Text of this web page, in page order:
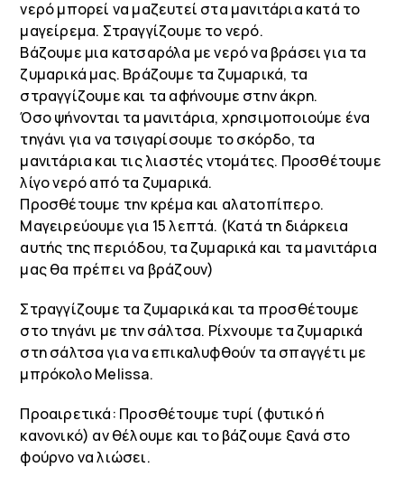
νερό μπορεί να μαζευτεί στα μανιτάρια κατά το
μαγείρεμα. Στραγγίζουμε το νερό.
Βάζουμε μια κατσαρόλα με νερό να βράσει για τα
ζυμαρικά μας. Βράζουμε τα ζυμαρικά, τα
στραγγίζουμε και τα αφήνουμε στην άκρη.
Όσο ψήνονται τα μανιτάρια, χρησιμοποιούμε ένα
τηγάνι για να τσιγαρίσουμε το σκόρδο, τα
μανιτάρια και τις λιαστές ντομάτες. Προσθέτουμε
λίγο νερό από τα ζυμαρικά.
Προσθέτουμε την κρέμα και αλατοπίπερο.
Μαγειρεύουμε για 15 λεπτά. (Κατά τη διάρκεια
αυτής της περιόδου, τα ζυμαρικά και τα μανιτάρια
μας θα πρέπει να βράζουν)
Στραγγίζουμε τα ζυμαρικά και τα προσθέτουμε
στο τηγάνι με την σάλτσα. Ρίχνουμε τα ζυμαρικά
στη σάλτσα για να επικαλυφθούν τα σπαγγέτι με
μπρόκολο Melissa.
Προαιρετικά: Προσθέτουμε τυρί (φυτικό ή
κανονικό) αν θέλουμε και το βάζουμε ξανά στο
φούρνο να λιώσει.